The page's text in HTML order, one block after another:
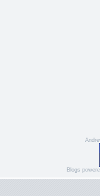
Blogs